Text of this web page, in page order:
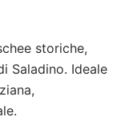
storiche,
Saladino. Ideale